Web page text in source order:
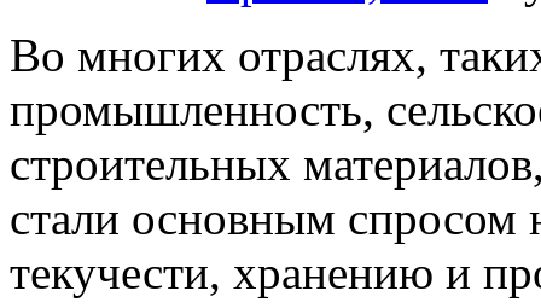
Во многих отраслях,
промышленность,
строительных
стали основным спросом
текучести, хранению и